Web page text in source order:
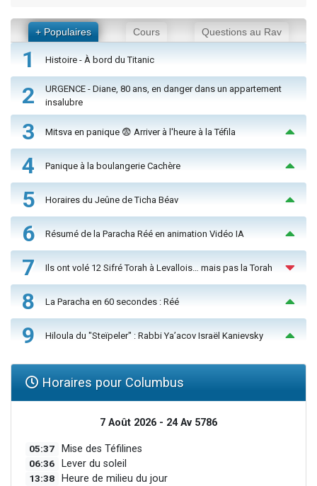
+ Populaires Cours Questions au Rav
1 Histoire - À bord du Titanic
2
URGENCE - Diane, 80 ans, en danger dans un appartement
insalubre
3 Mitsva en panique 😨 Arriver à l'heure à la Téfila
4 Panique à la boulangerie Cachère
5 Horaires du Jeûne de Ticha Béav
6 Résumé de la Paracha Réé en animation Vidéo IA
7 Ils ont volé 12 Sifré Torah à Levallois… mais pas la Torah
8 La Paracha en 60 secondes : Réé
9 Hiloula du "Steïpeler" : Rabbi Ya’acov Israël Kanievsky
Horaires pour Columbus
7 Août 2026 - 24 Av 5786
05:37 Mise des Téfilines
06:36 Lever du soleil
13:38 Heure de milieu du jour